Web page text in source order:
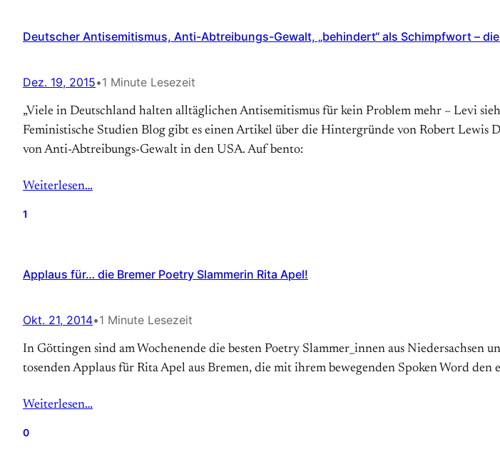
Deutscher Antisemitismus, Anti-Abtreibungs-Gewalt, „behindert“ als Schimpfwort –
Dez. 19, 2015•1 Minute Lesezeit
„Viele in Deutschland halten alltäglichen Antisemitismus für kein Problem mehr – Levi
Feministische Studien Blog gibt es einen Artikel über die Hintergründe von Robert Lewis
von Anti-Abtreibungs-Gewalt in den USA. Auf bento:
Weiterlesen…
1
Applaus für… die Bremer Poetry Slammerin Rita Apel!
Okt. 21, 2014•1 Minute Lesezeit
In Göttingen sind am Wochenende die besten Poetry Slammer_innen aus
tosenden Applaus für Rita Apel aus Bremen, die mit ihrem bewegenden Spoken Word
Weiterlesen…
0